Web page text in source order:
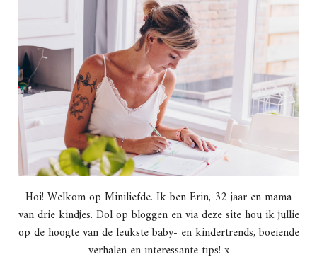
Hoi! Welkom op Miniliefde. Ik ben Erin, 32 jaar en mama
van drie kindjes. Dol op bloggen en via deze site hou ik jullie
op de hoogte van de leukste baby- en kindertrends, boeiende
verhalen en interessante tips! x